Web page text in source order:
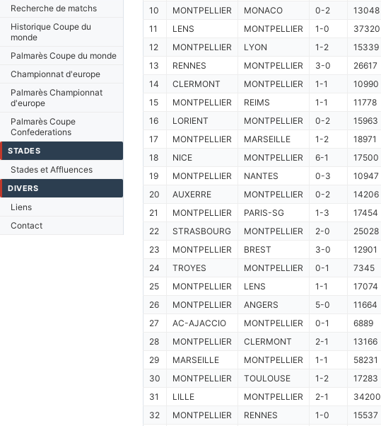
Recherche de matchs
Historique Coupe du
monde
Palmarès Coupe du monde
Championnat d'europe
Palmarès Championnat
d'europe
Palmarès Coupe
Confederations
STADES
Stades et Affluences
DIVERS
Liens
Contact
10
MONTPELLIER MONACO 0-2
13048
11
LENS MONTPELLIER 1-0
37320
12
MONTPELLIER LYON 1-2
15339
13
RENNES MONTPELLIER 3-0
26617
14
CLERMONT MONTPELLIER 1-1
10990
15
MONTPELLIER REIMS 1-1
11778
16
LORIENT MONTPELLIER 0-2
15963
17
MONTPELLIER MARSEILLE 1-2
18971
18
NICE MONTPELLIER 6-1 17500
19
MONTPELLIER NANTES 0-3
10947
20
AUXERRE MONTPELLIER 0-2
14206
21
MONTPELLIER PARIS-SG 1-3
17454
22
STRASBOURG MONTPELLIER 2-0
25028
23
MONTPELLIER BREST 3-0
12901
24
TROYES MONTPELLIER 0-1
7345
25
MONTPELLIER LENS 1-1
17074
26
MONTPELLIER ANGERS 5-0
11664
27
AC-AJACCIO MONTPELLIER 0-1
6889
28
MONTPELLIER CLERMONT 2-1
13166
29
MARSEILLE MONTPELLIER 1-1
58231
30
MONTPELLIER TOULOUSE 1-2
17283
31
LILLE MONTPELLIER 2-1 34200
32
MONTPELLIER RENNES 1-0 15537